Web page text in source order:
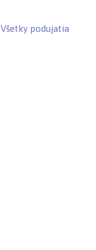
Všetky podujatia